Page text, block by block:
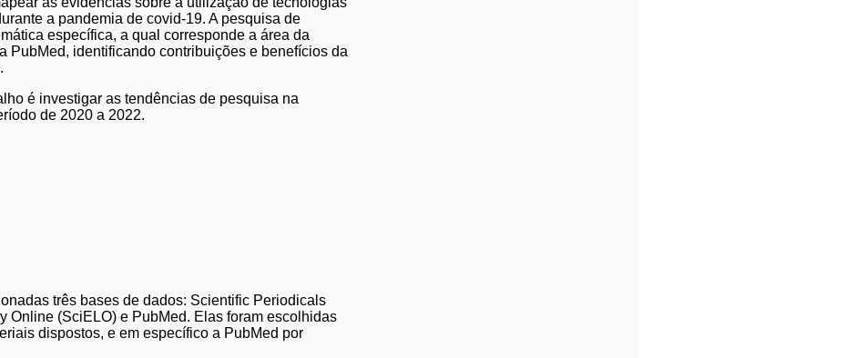
a pandemia de covid-19. A pesquisa de
específica, a qual corresponde a área da
PubMed, identificando contribuições e benefícios da
é investigar as tendências de pesquisa na
de 2020 a 2022.
três bases de dados: Scientific Periodicals
Online (SciELO) e PubMed. Elas foram escolhidas
dispostos, e em específico a PubMed por